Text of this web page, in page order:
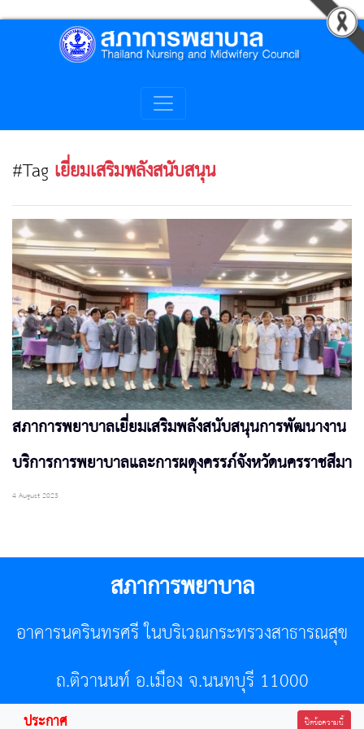
#Tag เยี่ยมเสริมพลังสนับสนุน
สภาการพยาบาลเยี่ยมเสริมพลังสนับสนุนการพัฒนางาน
บริการการพยาบาลและการผดุงครรภ์จังหวัดนครราชสีมา
4 August 2023
สภาการพยาบาล
อาคารนครินทรศรี ในบริเวณกระทรวงสาธารณสุข
ถ.ติวานนท์ อ.เมือง จ.นนทบุรี 11000
ประกาศ ปิดข้อความนี้